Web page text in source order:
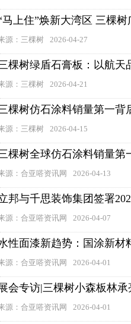
马上住”焕新大湾区 三棵树
源：三棵树 2026-04-27
棵树绿盾石膏板：以航天
源：三棵树 2026-04-21
棵树仿石涂料销量第一背
源：三棵树 2026-04-15
棵树全球仿石涂料销量第
源：合亚嗒资讯网 2026-04-13
邦与千思装饰集团签署
源：合亚嗒资讯网 2026-04-07
性面漆新趋势：国涂新材
源：合亚嗒资讯网 2026-04-01
会专访|三棵树小森板林
源：合亚嗒资讯网 2026-04-01